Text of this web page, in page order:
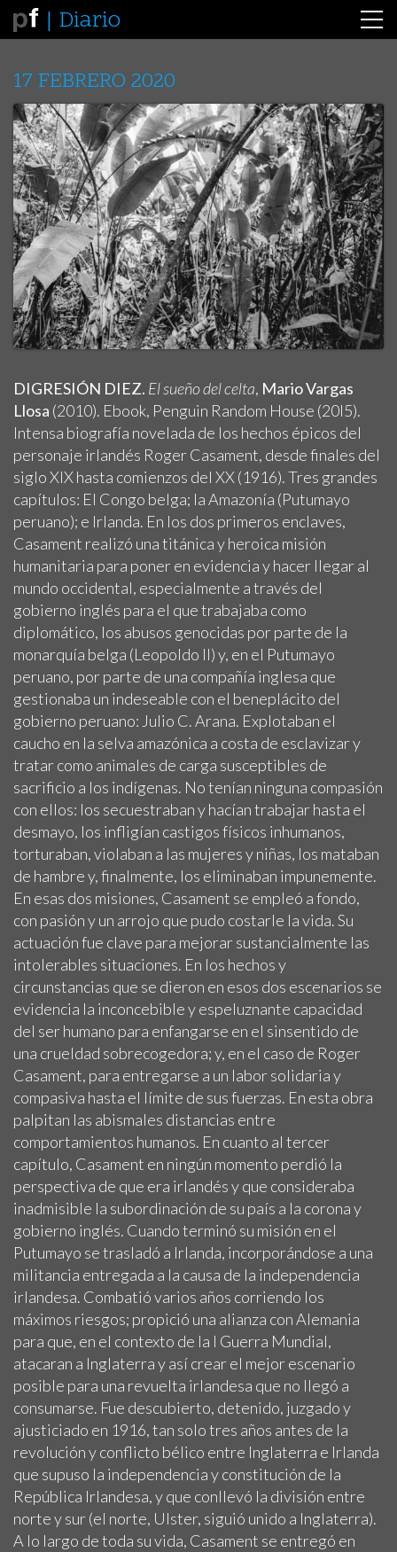
Diario
17 FEBRERO 2020
DIGRESIÓN DIEZ. El sueño del celta, Mario Vargas
Llosa (2010). Ebook, Penguin Random House (20I5).
Intensa biografía novelada de los hechos épicos del
personaje irlandés Roger Casament, desde finales del
siglo XIX hasta comienzos del XX (1916). Tres grandes
capítulos: El Congo belga; la Amazonía (Putumayo
peruano); e Irlanda. En los dos primeros enclaves,
Casament realizó una titánica y heroica misión
humanitaria para poner en evidencia y hacer llegar al
mundo occidental, especialmente a través del
gobierno inglés para el que trabajaba como
diplomático, los abusos genocidas por parte de la
monarquía belga (Leopoldo II) y, en el Putumayo
peruano, por parte de una compañía inglesa que
gestionaba un indeseable con el beneplácito del
gobierno peruano: Julio C. Arana. Explotaban el
caucho en la selva amazónica a costa de esclavizar y
tratar como animales de carga susceptibles de
sacrificio a los indígenas. No tenían ninguna compasión
con ellos: los secuestraban y hacían trabajar hasta el
desmayo, los infligían castigos físicos inhumanos,
torturaban, violaban a las mujeres y niñas, los mataban
de hambre y, finalmente, los eliminaban impunemente.
En esas dos misiones, Casament se empleó a fondo,
con pasión y un arrojo que pudo costarle la vida. Su
actuación fue clave para mejorar sustancialmente las
intolerables situaciones. En los hechos y
circunstancias que se dieron en esos dos escenarios se
evidencia la inconcebible y espeluznante capacidad
del ser humano para enfangarse en el sinsentido de
una crueldad sobrecogedora; y, en el caso de Roger
Casament, para entregarse a un labor solidaria y
compasiva hasta el límite de sus fuerzas. En esta obra
palpitan las abismales distancias entre
comportamientos humanos. En cuanto al tercer
capítulo, Casament en ningún momento perdió la
perspectiva de que era irlandés y que consideraba
inadmisible la subordinación de su país a la corona y
gobierno inglés. Cuando terminó su misión en el
Putumayo se trasladó a Irlanda, incorporándose a una
militancia entregada a la causa de la independencia
irlandesa. Combatió varios años corriendo los
máximos riesgos; propició una alianza con Alemania
para que, en el contexto de la I Guerra Mundial,
atacaran a Inglaterra y así crear el mejor escenario
posible para una revuelta irlandesa que no llegó a
consumarse. Fue descubierto, detenido, juzgado y
ajusticiado en 1916, tan solo tres años antes de la
revolución y conflicto bélico entre Inglaterra e Irlanda
que supuso la independencia y constitución de la
República Irlandesa, y que conllevó la división entre
norte y sur (el norte, Ulster, siguió unido a Inglaterra).
A lo largo de toda su vida, Casament se entregó en